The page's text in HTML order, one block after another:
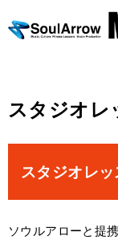
スタジオレ
スタジオレ
ソウルアローと提